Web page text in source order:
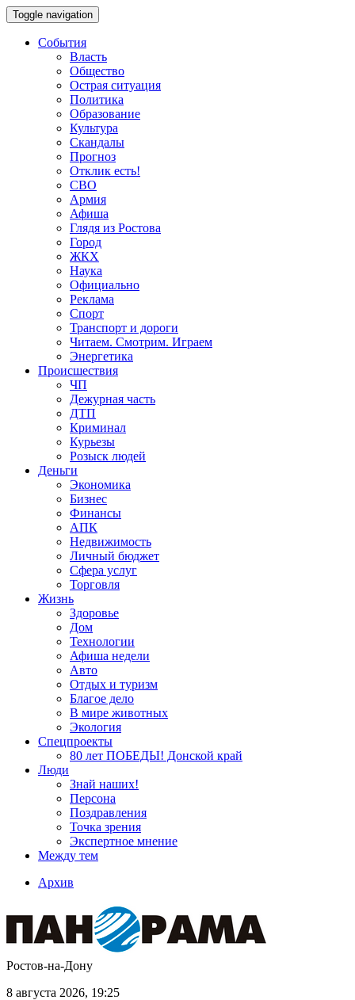
Toggle navigation
События
Власть
Общество
Острая ситуация
Политика
Образование
Культура
Скандалы
Прогноз
Отклик есть!
СВО
Армия
Афиша
Глядя из Ростова
Город
ЖКХ
Наука
Официально
Реклама
Спорт
Транспорт и дороги
Читаем. Смотрим. Играем
Энергетика
Происшествия
ЧП
Дежурная часть
ДТП
Криминал
Курьезы
Розыск людей
Деньги
Экономика
Бизнес
Финансы
АПК
Недвижимость
Личный бюджет
Сфера услуг
Торговля
Жизнь
Здоровье
Дом
Технологии
Афиша недели
Авто
Отдых и туризм
Благое дело
В мире животных
Экология
Спецпроекты
80 лет ПОБЕДЫ! Донской край
Люди
Знай наших!
Персона
Поздравления
Точка зрения
Экспертное мнение
Между тем
Архив
Ростов-на-Дону
8 августа 2026, 19:25